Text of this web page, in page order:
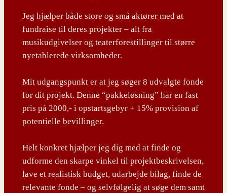
Jeg hjælper både store og små aktører med at
fundraise til deres projekter – alt fra
musikudgivelser og teaterforestillinger til større
nyetablerede virksomheder.
Mit udgangspunkt er at jeg søger 8 udvalgte fonde
for dit projekt. Denne “pakkeløsning” har en fast
pris på 2000,- i opstartsgebyr + 15% provision af
potentielle bevillinger.
Helt konkret hjælper jeg dig med at finde og
udforme den skarpe vinkel til projektbeskrivelsen,
lave et realistisk budget, udarbejde bilag, finde de
relevante fonde – og selvfølgelig at søge dem samt